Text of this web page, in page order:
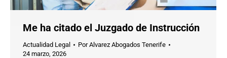
Me ha citado el Juzgado de Instrucción
Actualidad Legal PorAlvarez Abogados Tenerife
24 marzo, 2026